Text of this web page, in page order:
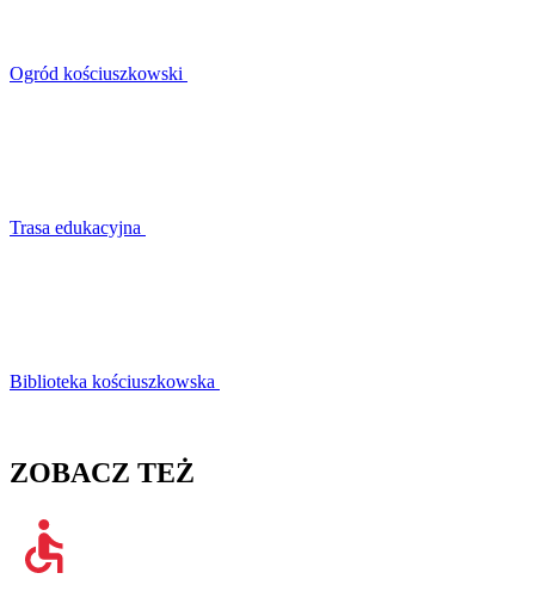
Ogród kościuszkowski
Trasa edukacyjna
Biblioteka kościuszkowska
ZOBACZ TEŻ